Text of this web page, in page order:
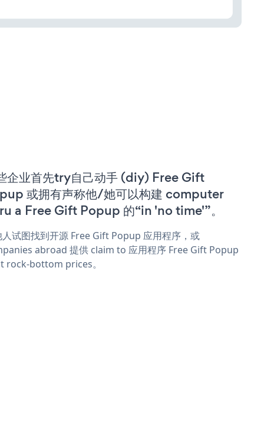
企业首先try自己动手 (diy) Free Gift
或拥有声称他/她可以构建 computer
a Free Gift Popup 的“in 'no time'”。
人试图找到开源 Free Gift Popup 应用程序，或
abroad 提供 claim to 应用程序 Free Gift Popup
rock-bottom prices。